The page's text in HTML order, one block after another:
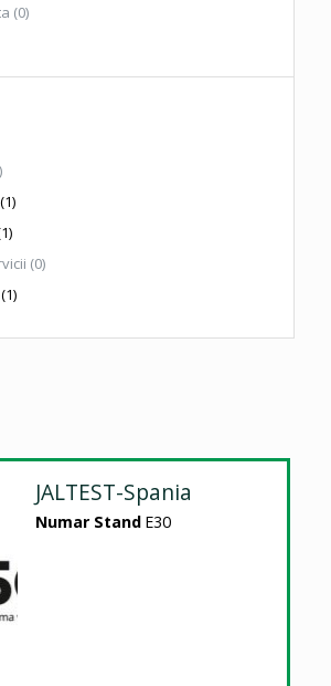
(0)
(1)
(0)
(1)
JALTEST-Spania
Numar Stand E30